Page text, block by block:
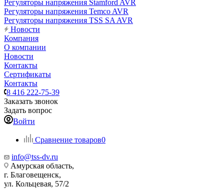
Регуляторы напряжения Stamford AVR
Регуляторы напряжения Temco AVR
Регуляторы напряжения TSS SA AVR
Новости
Компания
О компании
Новости
Контакты
Сертификаты
Контакты
8 416 222-75-39
Заказать звонок
Задать вопрос
Войти
Сравнение товаров0
info@tss-dv.ru
Амурская область,
г. Благовещенск,
ул. Кольцевая, 57/2